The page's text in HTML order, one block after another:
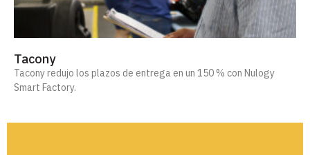
Tacony
Tacony redujo los plazos de entrega en un 150 % con Nulogy
Smart Factory.